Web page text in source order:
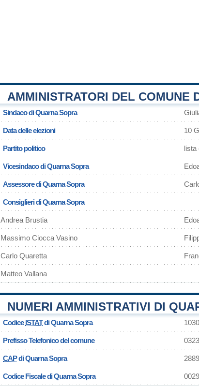
AMMINISTRATORI DEL COMUNE
Sindaco di Quarna Sopra
Data delle elezioni 10
Partito politico lista
Vicesindaco di Quarna Sopra
Assessore di Quarna Sopra
Consiglieri di Quarna Sopra
Andrea Brustia
Massimo Ciocca Vasino
Carlo Quaretta
Matteo Vallana
NUMERI AMMINISTRATIVI DI
CodiceISTATdi Quarna Sopra
Prefisso Telefonico del comune 0323
CAPdi Quarna Sopra
Codice Fiscale di Quarna Sopra